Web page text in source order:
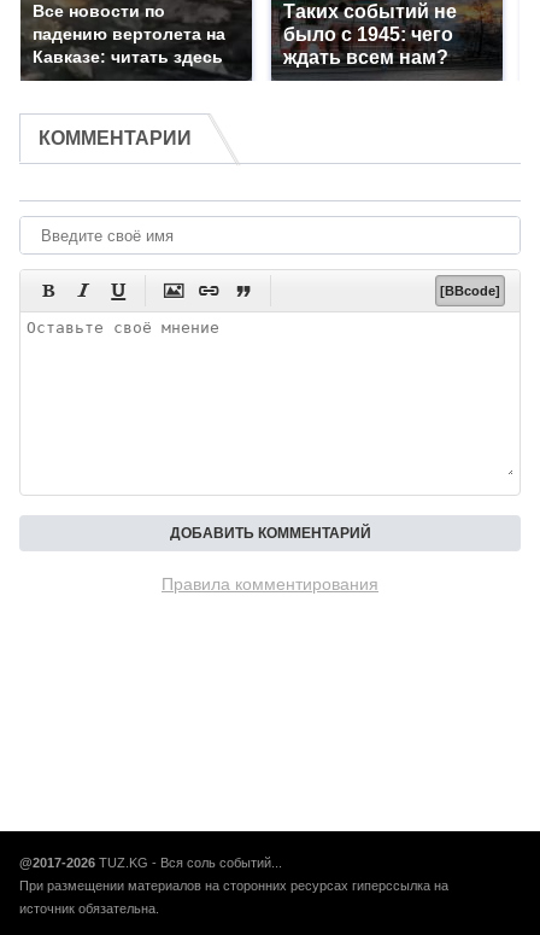
Все новости по
падению вертолета на
Кавказе: читать здесь
Таких событий не
было с 1945: чего
ждать всем нам?
КОММЕНТАРИИ
      [BBcode]
Правила комментирования
@2017-2026 TUZ.KG - Вся соль событий...
При размещении материалов на сторонних ресурсах гиперссылка на
источник обязательна.